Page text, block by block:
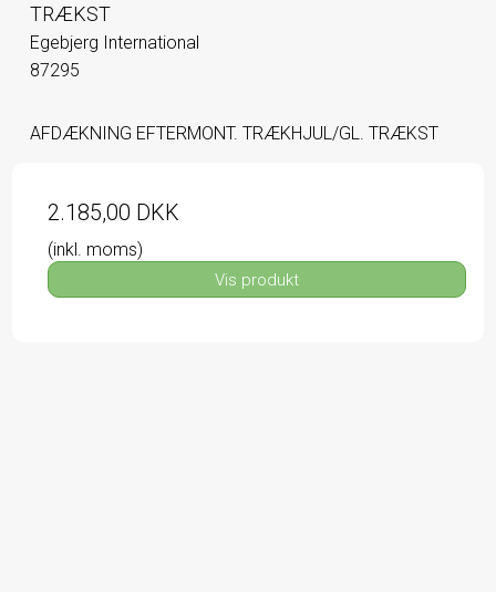
TRÆKST
Egebjerg International
87295
AFDÆKNING EFTERMONT. TRÆKHJUL/GL. TRÆKST
2.185,00 DKK
(inkl. moms)
Vis produkt